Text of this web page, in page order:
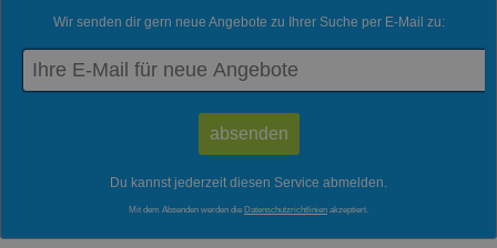
Wir senden dir gern neue Angebote zu Ihrer Suche per E-Mail zu:
Du kannst jederzeit diesen Service abmelden.
Mit dem Absenden werden die Datenschutzrichtlinien akzeptiert.